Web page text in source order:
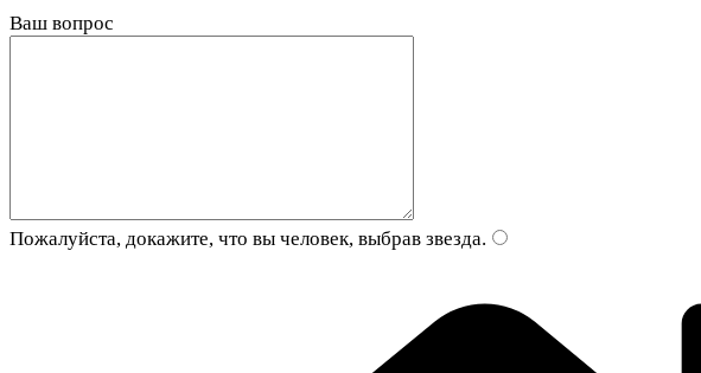
Ваш вопрос
Пожалуйста, докажите, что вы человек, выбрав звезда.